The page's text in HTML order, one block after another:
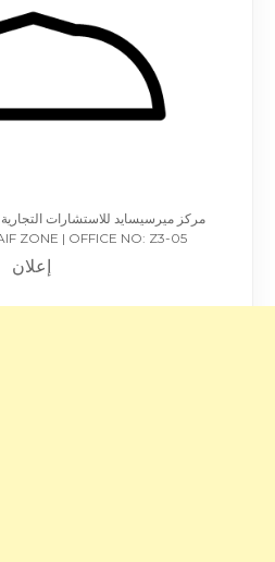
ZONE | OFFICE NO: Z3-05
إعلان